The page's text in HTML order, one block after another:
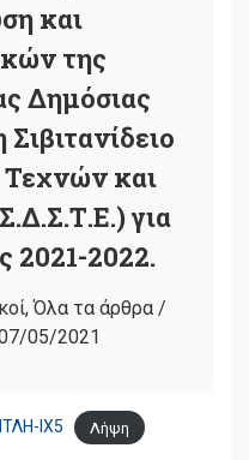
και
της
Δημόσιας
και
για
2021-2022.
,Όλα τα άρθρα/
05/2021
ΙΧ5 Λήψη